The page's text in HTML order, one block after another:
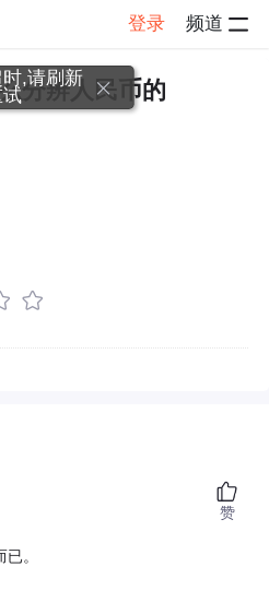
登录 频道
详情
分辨人民币的
。
赞
,请刷新